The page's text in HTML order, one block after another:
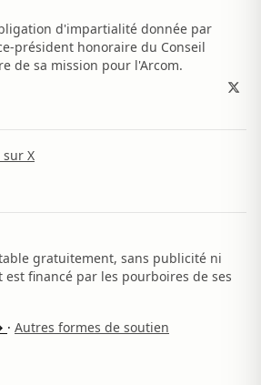
d'impartialité donnée par
président honoraire du Conseil
de sa mission pour l'Arcom.
X
gratuitement, sans publicité ni
financé par les pourboires de ses
· Autres formes de soutien